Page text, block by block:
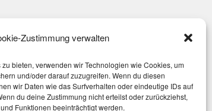
Zustimmung verwalten
bieten, verwenden wir Technologien wie Cookies, um
und/oder darauf zuzugreifen. Wenn du diesen
wir Daten wie das Surfverhalten oder eindeutige IDs auf
du deine Zustimmung nicht erteilst oder zurückziehst,
Funktionen beeinträchtigt werden.